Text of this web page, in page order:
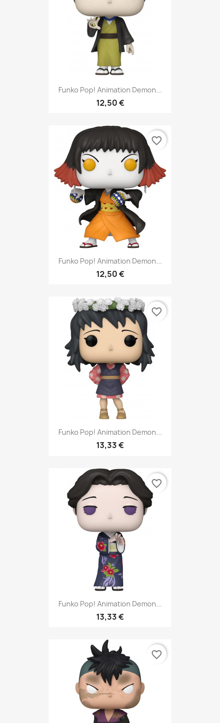
Funko Pop! Animation Demon...
12,50 €
Funko Pop! Animation Demon...
12,50 €
favorite_border
Funko Pop! Animation Demon...
13,33 €
favorite_border
Funko Pop! Animation Demon...
13,33 €
favorite_border
favorite_border